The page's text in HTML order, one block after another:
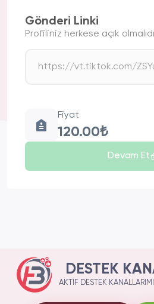
Gönderi Linki
Profiliniz herkese açık
Fiyat
120.00₺
Devam Et
DESTEK
AKTIF DESTEK